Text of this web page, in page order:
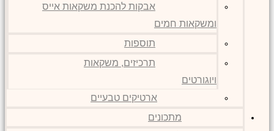
אבקות להכנת משקאות אייס
ומשקאות חמים
תוספות
תרכיזים, משקאות
ויוגורטים
ארטיקים טבעיים
מתכונים